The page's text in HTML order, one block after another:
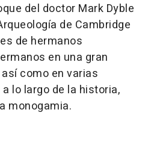
del doctor Mark Dyble
de Cambridge
de hermanos
en una gran
como en varias
lo largo de la historia,
monogamia.